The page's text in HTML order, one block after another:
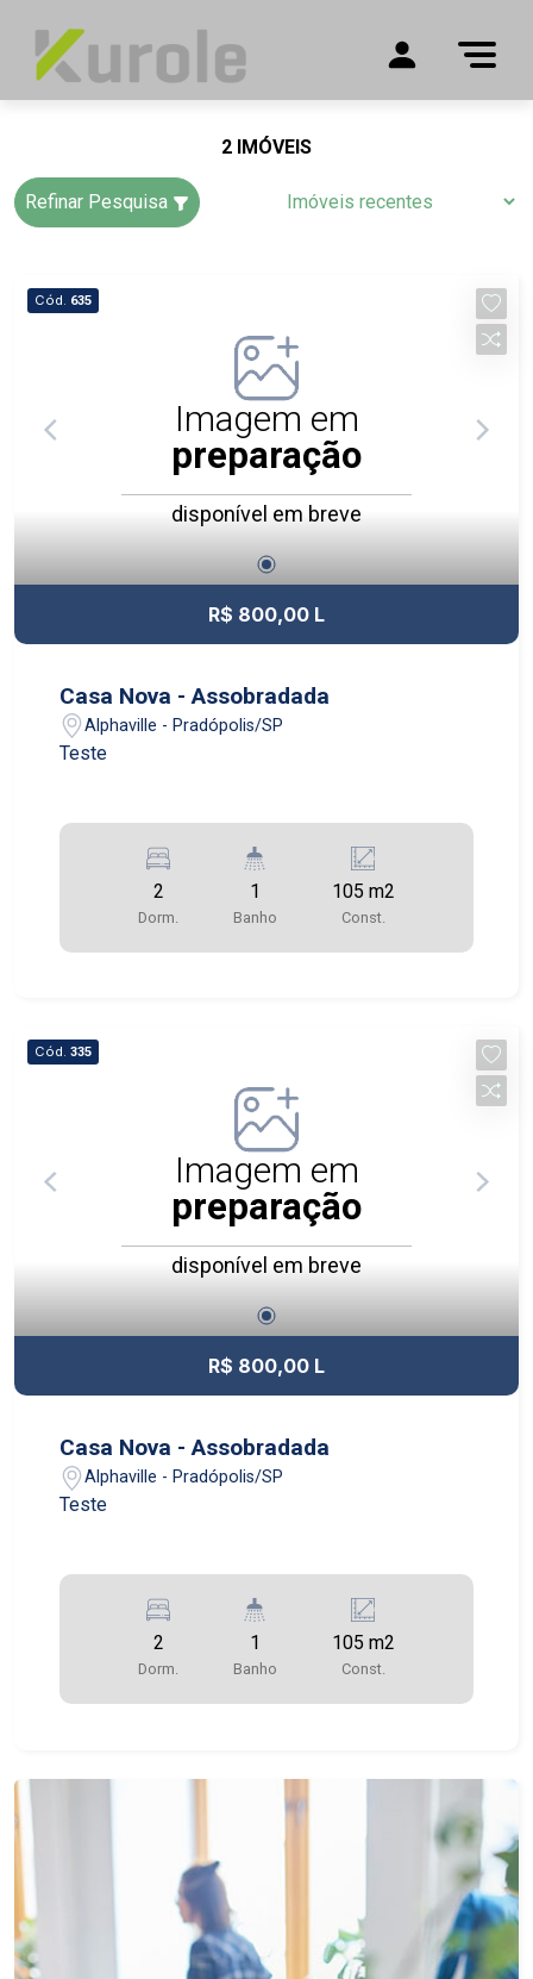
2 IMÓVEIS
Refinar Pesquisa
Cód. 635
Imagem em
preparação
disponível em breve
R$ 800,00 L
Casa Nova - Assobradada
Alphaville - Pradópolis/SP
Teste
2
Dorm.
1
Banho
105 m2
Const.
Cód. 335
Imagem em
preparação
disponível em breve
R$ 800,00 L
Casa Nova - Assobradada
Alphaville - Pradópolis/SP
Teste
2
Dorm.
1
Banho
105 m2
Const.